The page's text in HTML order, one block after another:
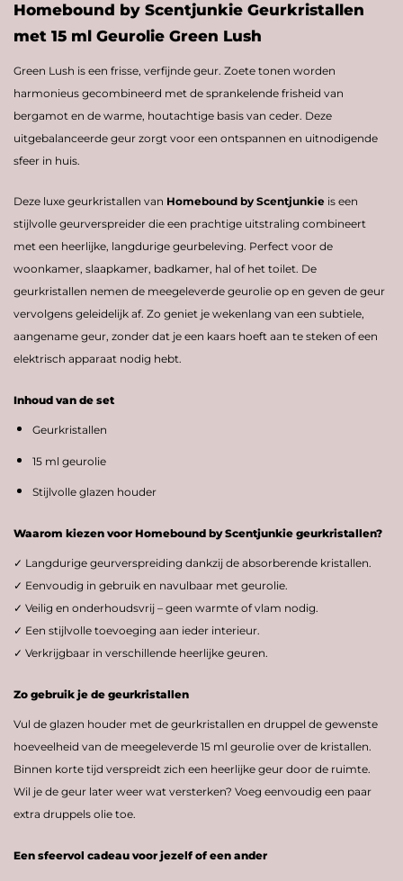
Homebound by Scentjunkie Geurkristallen
met 15 ml Geurolie Green Lush
Green Lush is een frisse, verfijnde geur. Zoete tonen worden
harmonieus gecombineerd met de sprankelende frisheid van
bergamot en de warme, houtachtige basis van ceder. Deze
uitgebalanceerde geur zorgt voor een ontspannen en uitnodigende
sfeer in huis.
Deze luxe geurkristallen van Homebound by Scentjunkie is een
stijlvolle geurverspreider die een prachtige uitstraling combineert
met een heerlijke, langdurige geurbeleving. Perfect voor de
woonkamer, slaapkamer, badkamer, hal of het toilet. De
geurkristallen nemen de meegeleverde geurolie op en geven de geur
vervolgens geleidelijk af. Zo geniet je wekenlang van een subtiele,
aangename geur, zonder dat je een kaars hoeft aan te steken of een
elektrisch apparaat nodig hebt.
Inhoud van de set
Geurkristallen
15 ml geurolie
Stijlvolle glazen houder
Waarom kiezen voor Homebound by Scentjunkie geurkristallen?
✓ Langdurige geurverspreiding dankzij de absorberende kristallen.
✓ Eenvoudig in gebruik en navulbaar met geurolie.
✓ Veilig en onderhoudsvrij – geen warmte of vlam nodig.
✓ Een stijlvolle toevoeging aan ieder interieur.
✓ Verkrijgbaar in verschillende heerlijke geuren.
Zo gebruik je de geurkristallen
Vul de glazen houder met de geurkristallen en druppel de gewenste
hoeveelheid van de meegeleverde 15 ml geurolie over de kristallen.
Binnen korte tijd verspreidt zich een heerlijke geur door de ruimte.
Wil je de geur later weer wat versterken? Voeg eenvoudig een paar
extra druppels olie toe.
Een sfeervol cadeau voor jezelf of een ander